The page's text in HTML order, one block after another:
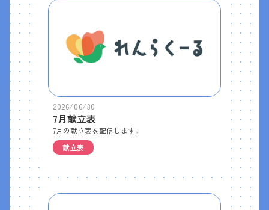
2026/06/30
7月献立表
7月の献立表を配信します。
献立表